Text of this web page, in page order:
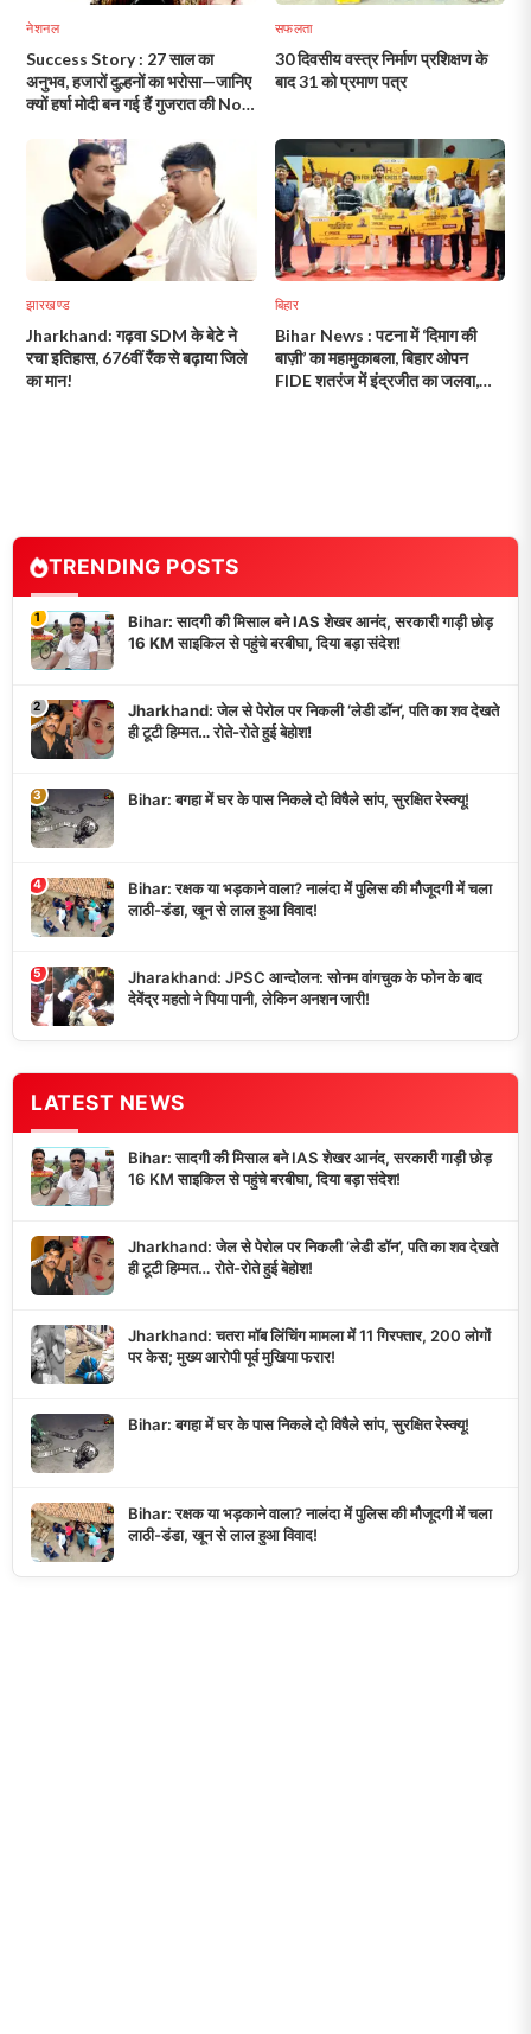
नेशनल
Success Story : 27 साल का
अनुभव, हजारों दुल्हनों का भरोसा—जानिए
क्यों हर्षा मोदी बन गई हैं गुजरात की No.1
सफलता
30 दिवसीय वस्त्र निर्माण प्रशिक्षण के
बाद 31 को प्रमाण पत्र
झारखण्ड
Jharkhand: गढ़वा SDM के बेटे ने
रचा इतिहास, 676वीं रैंक से बढ़ाया जिले
का मान!
बिहार
Bihar News : पटना में ‘दिमाग की
बाज़ी’ का महामुकाबला, बिहार ओपन
FIDE शतरंज में इंद्रजीत का जलवा,
TRENDING POSTS
1
Bihar: सादगी की मिसाल बने IAS शेखर आनंद, सरकारी गाड़ी छोड़
16 KM साइकिल से पहुंचे बरबीघा, दिया बड़ा संदेश!
2
Jharkhand: जेल से पेरोल पर निकली ‘लेडी डॉन’, पति का शव देखते
ही टूटी हिम्मत… रोते-रोते हुई बेहोश!
3 Bihar: बगहा में घर के पास निकले दो विषैले सांप, सुरक्षित रेस्क्यू!
4
Bihar: रक्षक या भड़काने वाला? नालंदा में पुलिस की मौजूदगी में चला
लाठी-डंडा, खून से लाल हुआ विवाद!
5
Jharakhand: JPSC आन्दोलन: सोनम वांगचुक के फोन के बाद
देवेंद्र महतो ने पिया पानी, लेकिन अनशन जारी!
LATEST NEWS
Bihar: सादगी की मिसाल बने IAS शेखर आनंद, सरकारी गाड़ी छोड़
16 KM साइकिल से पहुंचे बरबीघा, दिया बड़ा संदेश!
Jharkhand: जेल से पेरोल पर निकली ‘लेडी डॉन’, पति का शव देखते
ही टूटी हिम्मत… रोते-रोते हुई बेहोश!
Jharkhand: चतरा मॉब लिंचिंग मामला में 11 गिरफ्तार, 200 लोगों
पर केस; मुख्य आरोपी पूर्व मुखिया फरार!
Bihar: बगहा में घर के पास निकले दो विषैले सांप, सुरक्षित रेस्क्यू!
Bihar: रक्षक या भड़काने वाला? नालंदा में पुलिस की मौजूदगी में चला
लाठी-डंडा, खून से लाल हुआ विवाद!